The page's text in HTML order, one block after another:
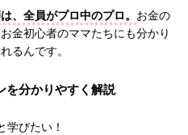
、全員がプロ中のプロ。 お金の
金初心者のママたちにも分かり
るんです。
を分かりやすく解説
学びたい！